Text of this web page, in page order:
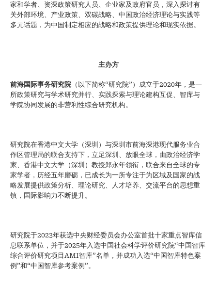
家和学者、资深政策研究人员、企业家及政府官员，深入探讨有
关外部环境、产业政策、双碳战略、中国政治经济理论与实践等
多元话题，为中国制定相应的战略和政策提供理论和现实依据。
主办方
前海国际事务研究院 （以下简称“研究院”）成立于2020年，是一
所政策研究与学术研究并行、实践探索与理论建构互促、智库与
学院协同发展的非营利性综合研究机构。
研究院在香港中文大学（深圳）与深圳市前海深港现代服务业合
作区管理局的联合支持下，立足深圳、放眼全球，由政治经济学
家、香港中文大学（深圳）教授郑永年领衔，联合来自全球的专
家学者，历经五年磨砺，已成长为一所专注于为区域及国家的战
略发展提供政策分析、理论研究、人才培养、交流平台的思想重
镇，国际影响力不断提升。
研究院于2023年获选中央财经委员会办公室首批十家重点智库信
息联系单位，并于2025年入选中国社会科学评价研究院“中国智库
综合评价研究项目AMI智库”名单，并成功入选“中国智库特色案
例”和“中国智库参考案例”。